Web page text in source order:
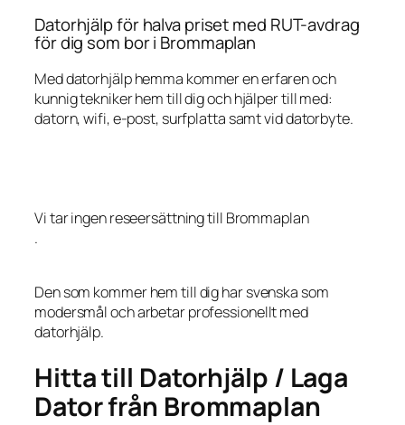
Datorhjälp för halva priset med RUT-avdrag
för dig som bor i Brommaplan
Med datorhjälp hemma kommer en erfaren och
kunnig tekniker hem till dig och hjälper till med:
datorn, wifi, e-post, surfplatta samt vid datorbyte.
Vi tar ingen reseersättning till Brommaplan
.
Den som kommer hem till dig har svenska som
modersmål och arbetar professionellt med
datorhjälp.
Hitta till Datorhjälp / Laga
Dator från Brommaplan